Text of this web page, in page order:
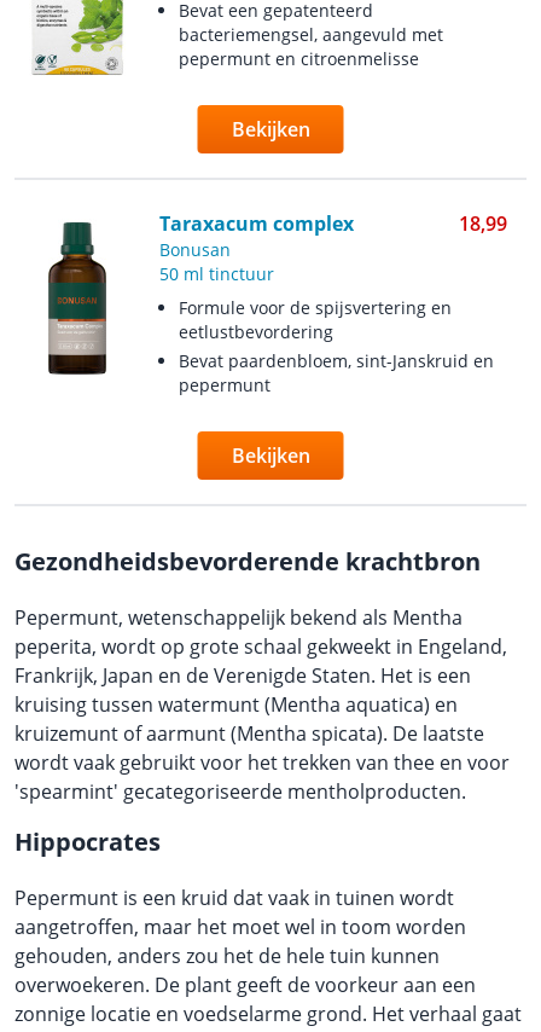
Bevat een gepatenteerd
bacteriemengsel, aangevuld met
pepermunt en citroenmelisse
Bekijken
Taraxacum complex 18,99
Bonusan
50 ml tinctuur
Formule voor de spijsvertering en
eetlustbevordering
Bevat paardenbloem, sint-Janskruid en
pepermunt
Bekijken
Gezondheidsbevorderende krachtbron
Pepermunt, wetenschappelijk bekend als Mentha
peperita, wordt op grote schaal gekweekt in Engeland,
Frankrijk, Japan en de Verenigde Staten. Het is een
kruising tussen watermunt (Mentha aquatica) en
kruizemunt of aarmunt (Mentha spicata). De laatste
wordt vaak gebruikt voor het trekken van thee en voor
'spearmint' gecategoriseerde mentholproducten.
Hippocrates
Pepermunt is een kruid dat vaak in tuinen wordt
aangetroffen, maar het moet wel in toom worden
gehouden, anders zou het de hele tuin kunnen
overwoekeren. De plant geeft de voorkeur aan een
zonnige locatie en voedselarme grond. Het verhaal gaat